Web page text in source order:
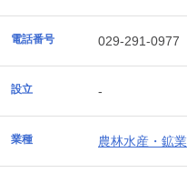
電話番号 029-291-0977
設立 -
業種 農林水産・鉱業